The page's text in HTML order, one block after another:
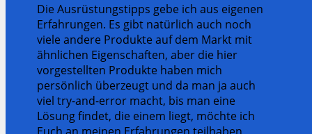
Die Ausrüstungstipps gebe ich aus eigenen
Erfahrungen. Es gibt natürlich auch noch
viele andere Produkte auf dem Markt mit
ähnlichen Eigenschaften, aber die hier
vorgestellten Produkte haben mich
persönlich überzeugt und da man ja auch
viel try-and-error macht, bis man eine
Lösung findet, die einem liegt, möchte ich